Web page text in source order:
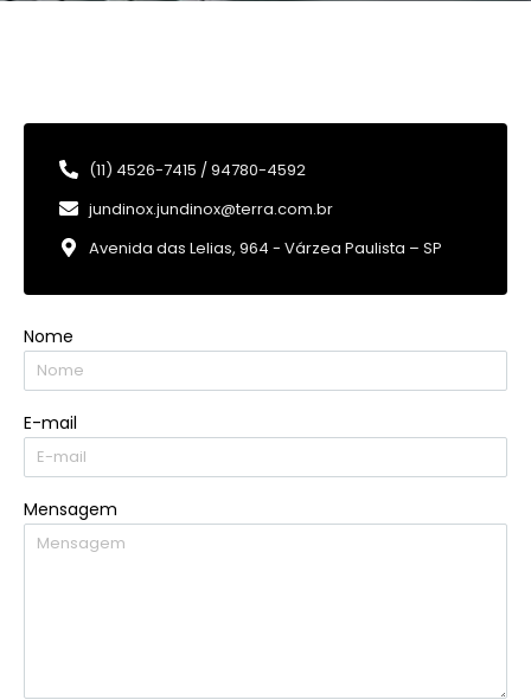
(11) 4526-7415 / 94780-4592
jundinox.jundinox@terra.com.br
Avenida das Lelias, 964 - Várzea Paulista – SP
Nome
E-mail
Mensagem